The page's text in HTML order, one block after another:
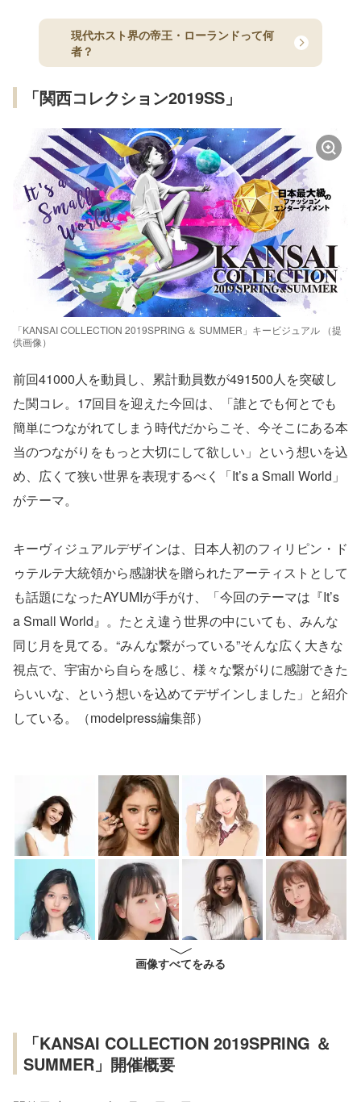
現代ホスト界の帝王・ローランドって何
者？
「関西コレクション2019SS」
「KANSAI COLLECTION 2019SPRING ＆ SUMMER」キービジュアル （提
供画像）
前回41000人を動員し、累計動員数が491500人を突破し
た関コレ。17回目を迎えた今回は、「誰とでも何とでも
簡単につながれてしまう時代だからこそ、今そこにある本
当のつながりをもっと大切にして欲しい」という想いを込
め、広くて狭い世界を表現するべく「It’s a Small World」
がテーマ。
キーヴィジュアルデザインは、日本人初のフィリピン・ド
ゥテルテ大統領から感謝状を贈られたアーティストとして
も話題になったAYUMIが手がけ、「今回のテーマは『It’s
a Small World』。たとえ違う世界の中にいても、みんな
同じ月を見てる。“みんな繋がっている”そんな広く大きな
視点で、宇宙から自らを感じ、様々な繋がりに感謝できた
らいいな、という想いを込めてデザインしました」と紹介
している。（modelpress編集部）
画像すべてをみる
「KANSAI COLLECTION 2019SPRING ＆
SUMMER」開催概要